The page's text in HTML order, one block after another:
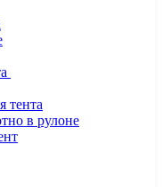
тента
в рулоне